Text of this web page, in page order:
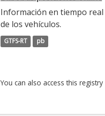
Información en tiempo real
de los vehículos.
GTFS-RT pb
You can also access this